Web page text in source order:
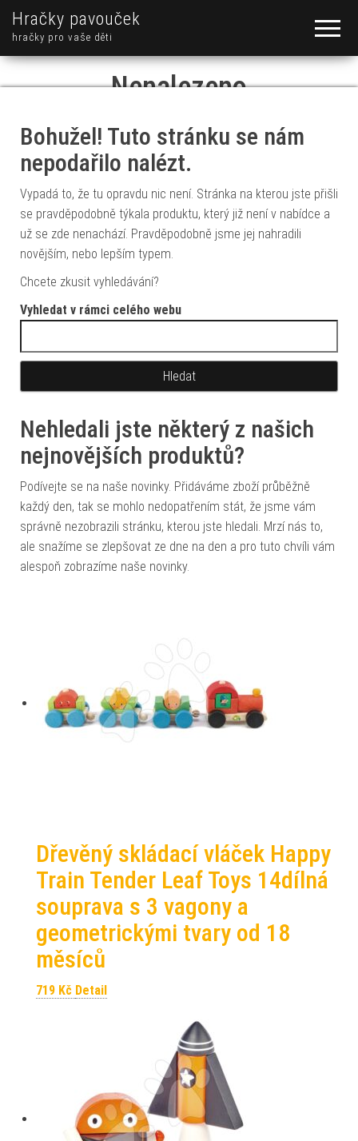
Hračky pavouček
hračky pro vaše děti
Nenalezeno
Bohužel! Tuto stránku se nám
nepodařilo nalézt.
Vypadá to, že tu opravdu nic není. Stránka na kterou jste přišli
se pravděpodobně týkala produktu, který již není v nabídce a
už se zde nenachází. Pravděpodobně jsme jej nahradili
novějším, nebo lepším typem.
Chcete zkusit vyhledávání?
Vyhledat v rámci celého webu
Nehledali jste některý z našich
nejnovějších produktů?
Podívejte se na naše novinky. Přidáváme zboží průběžně
každý den, tak se mohlo nedopatřením stát, že jsme vám
správně nezobrazili stránku, kterou jste hledali. Mrzí nás to,
ale snažíme se zlepšovat ze dne na den a pro tuto chvíli vám
alespoň zobrazíme naše novinky.
Dřevěný skládací vláček Happy
Train Tender Leaf Toys 14dílná
souprava s 3 vagony a
geometrickými tvary od 18
měsíců
719 Kč Detail